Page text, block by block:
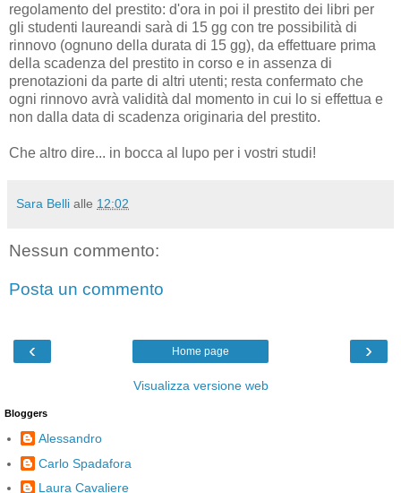
regolamento del prestito: d'ora in poi il prestito dei libri per
gli studenti laureandi sarà di 15 gg con tre possibilità di
rinnovo (ognuno della durata di 15 gg), da effettuare prima
della scadenza del prestito in corso e in assenza di
prenotazioni da parte di altri utenti; resta confermato che
ogni rinnovo avrà validità dal momento in cui lo si effettua e
non dalla data di scadenza originaria del prestito.
Che altro dire... in bocca al lupo per i vostri studi!
Sara Belli alle 12:02
Nessun commento:
Posta un commento
‹ ›
Home page
Visualizza versione web
Bloggers
Alessandro
Carlo Spadafora
Laura Cavaliere